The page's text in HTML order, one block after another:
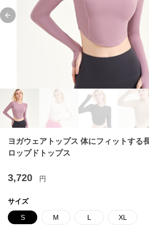
Previous slide
ヨガウェアトップス 体にフィットする
ロップドトップス
3,720 円
サイズ
S M L XL